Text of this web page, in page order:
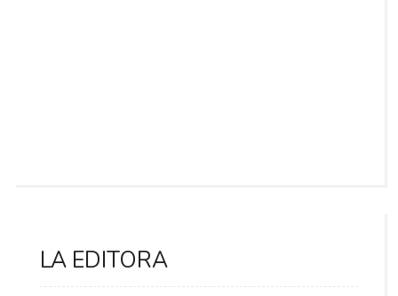
LA EDITORA